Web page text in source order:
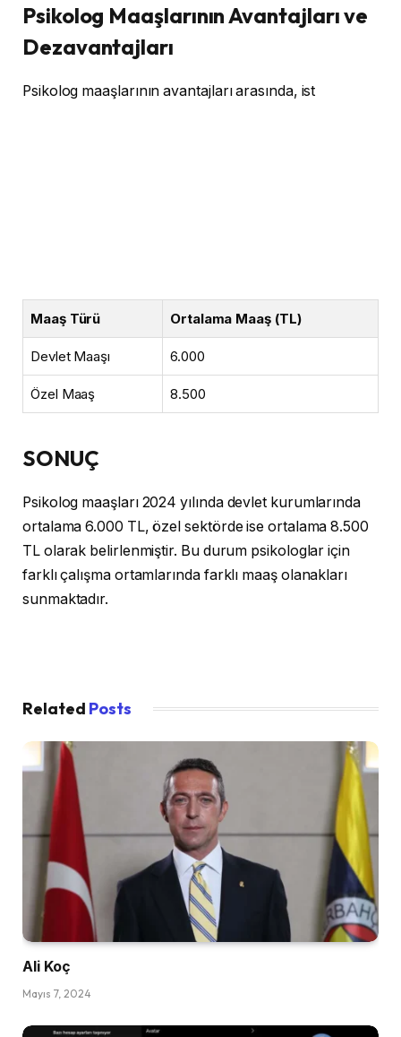
Psikolog Maaşlarının Avantajları ve
Dezavantajları
Psikolog maaşlarının avantajları arasında, ist
Maaş Türü Ortalama Maaş (TL)
Devlet Maaşı 6.000
Özel Maaş 8.500
SONUÇ
Psikolog maaşları 2024 yılında devlet kurumlarında
ortalama 6.000 TL, özel sektörde ise ortalama 8.500
TL olarak belirlenmiştir. Bu durum psikologlar için
farklı çalışma ortamlarında farklı maaş olanakları
sunmaktadır.
Related Posts
Ali Koç
Mayıs 7, 2024